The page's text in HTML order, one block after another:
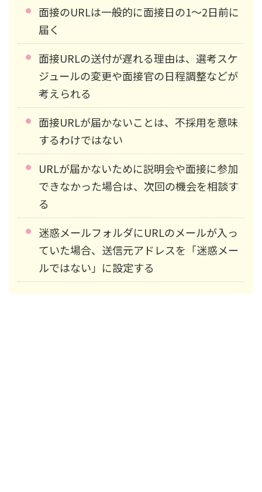
面接のURLは一般的に面接日の1〜2日前に
届く
面接URLの送付が遅れる理由は、選考スケ
ジュールの変更や面接官の日程調整などが
考えられる
面接URLが届かないことは、不採用を意味
するわけではない
URLが届かないために説明会や面接に参加
できなかった場合は、次回の機会を相談す
る
迷惑メールフォルダにURLのメールが入っ
ていた場合、送信元アドレスを「迷惑メー
ルではない」に設定する